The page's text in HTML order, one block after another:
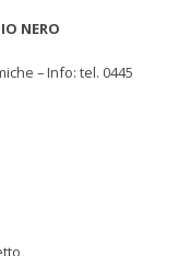
NERO
– Info: tel. 0445